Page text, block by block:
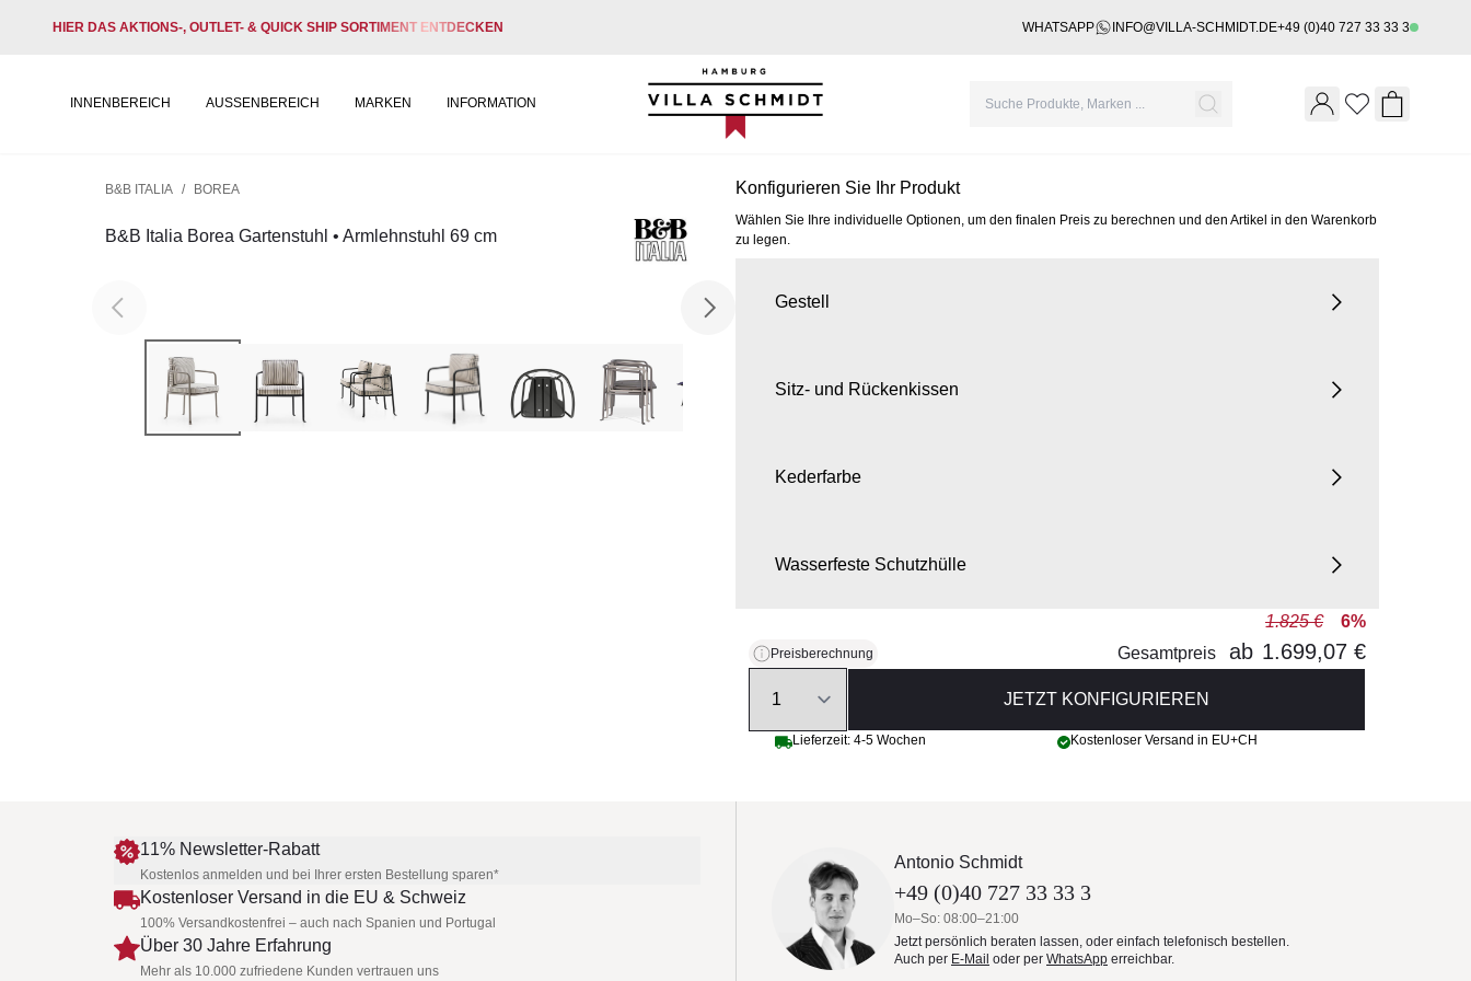
HIER DAS AKTIONS-, OUTLET- & QUICK SHIP SORTIMENT ENTDECKEN WHATSAPP INFO@VILLA-SCHMIDT.DE+49 (0)40 727 33 33 3
INNENBEREICH AUSSENBEREICH MARKEN INFORMATION
Villa Schmidt
Wishlist
B&B ITALIA / BOREA
B&B Italia Borea Gartenstuhl • Armlehnstuhl 69 cm
Konfigurieren Sie Ihr Produkt
Wählen Sie Ihre individuelle Optionen, um den finalen Preis zu berechnen und den Artikel in den Warenkorb
zu legen.
Gestell
Sitz- und Rückenkissen
Kederfarbe
Wasserfeste Schutzhülle
Preisberechnung
1.825 €
6%
Gesamtpreis
ab 1.699,07 €
JETZT KONFIGURIEREN
Lieferzeit: 4-5 Wochen Kostenloser Versand in EU+CH
11% Newsletter-Rabatt
Kostenlos anmelden und bei Ihrer ersten Bestellung sparen*
Kostenloser Versand in die EU & Schweiz
100% Versandkostenfrei – auch nach Spanien und Portugal
Über 30 Jahre Erfahrung
Mehr als 10.000 zufriedene Kunden vertrauen uns
Antonio Schmidt
+49 (0)40 727 33 33 3
Mo–So: 08:00–21:00
Jetzt persönlich beraten lassen, oder einfach telefonisch bestellen.
Auch per E-Mail oder per WhatsApp erreichbar.